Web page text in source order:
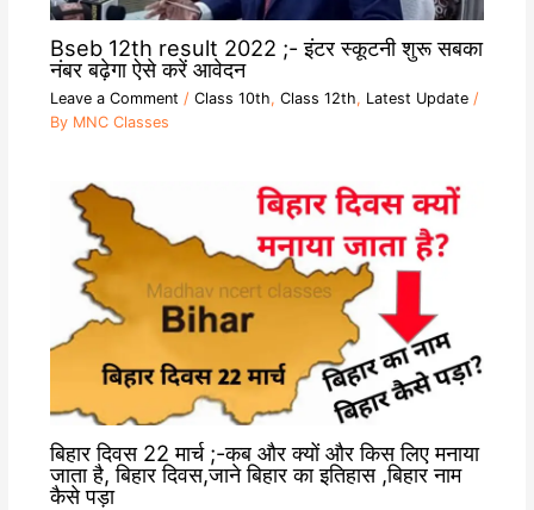
Bseb 12th result 2022 ;- इंटर स्कूटनी शुरू सबका
नंबर बढ़ेगा ऐसे करें आवेदन
Leave a Comment / Class 10th, Class 12th, Latest Update/
By MNC Classes
बिहार दिवस 22 मार्च ;-कब और क्यों और किस लिए मनाया
जाता है, बिहार दिवस,जाने बिहार का इतिहास ,बिहार नाम
कैसे पड़ा